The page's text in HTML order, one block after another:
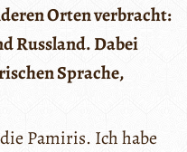
Orten verbracht:
Russland. Dabei
Sprache,
Pamiris. Ich habe